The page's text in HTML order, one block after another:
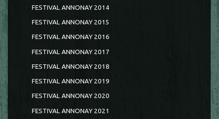
FESTIVAL ANNONAY 2014
FESTIVAL ANNONAY 2015
FESTIVAL ANNONAY 2016
FESTIVAL ANNONAY 2017
FESTIVAL ANNONAY 2018
FESTIVAL ANNONAY 2019
FESTIVAL ANNONAY 2020
FESTIVAL ANNONAY 2021